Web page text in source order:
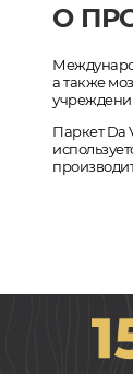
О
а также
Паркет Da